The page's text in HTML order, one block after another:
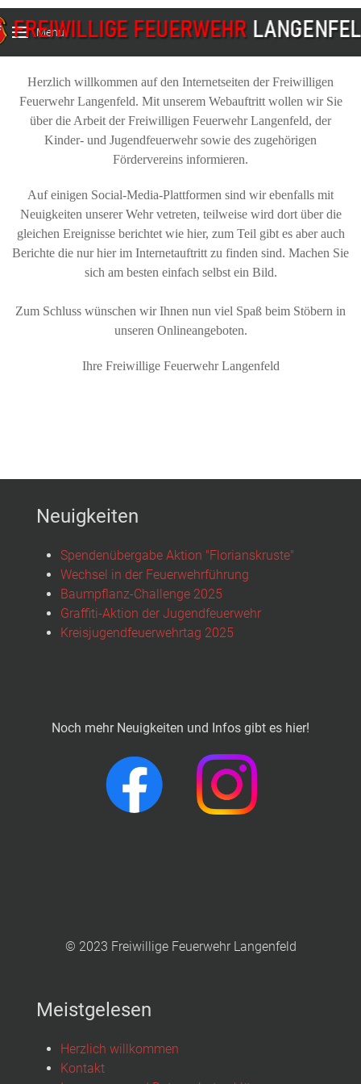
Menu
Herzlich willkommen auf den Internetseiten der Freiwilligen
Feuerwehr Langenfeld. Mit unserem Webauftritt wollen wir Sie
über die Arbeit der Freiwilligen Feuerwehr Langenfeld, der
Kinder- und Jugendfeuerwehr sowie des zugehörigen
Fördervereins informieren.
Auf einigen Social-Media-Plattformen sind wir ebenfalls mit
Neuigkeiten unserer Wehr vetreten, teilweise wird dort über die
gleichen Ereignisse berichtet wie hier, zum Teil gibt es aber auch
Berichte die nur hier im Internetauftritt zu finden sind. Machen Sie
sich am besten einfach selbst ein Bild.
Zum Schluss wünschen wir Ihnen nun viel Spaß beim Stöbern in
unseren Onlineangeboten.
Ihre Freiwillige Feuerwehr Langenfeld
Neuigkeiten
Spendenübergabe Aktion "Florianskruste"
Wechsel in der Feuerwehrführung
Baumpflanz-Challenge 2025
Graffiti-Aktion der Jugendfeuerwehr
Kreisjugendfeuerwehrtag 2025
Noch mehr Neuigkeiten und Infos gibt es hier!
© 2023 Freiwillige Feuerwehr Langenfeld
Meistgelesen
Herzlich willkommen
Kontakt